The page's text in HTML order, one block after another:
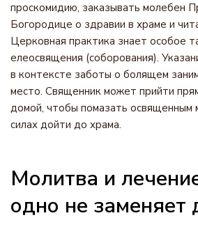
проскомидию, заказывать молебен
Богородице о здравии в храме и
Церковная практика знает особое
елеосвящения (соборования).
в контексте заботы о болящем
место. Священник может прийти
домой, чтобы помазать освященным
силах дойти до храма.
Молитва и
одно не заменяет